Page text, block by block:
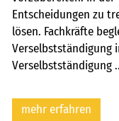
Entscheidungen zu
lösen. Fachkräfte
Verselbstständigung
Verselbstständigung
mehr erfahren